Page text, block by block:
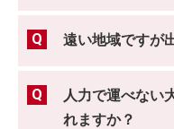
遠い地域ですが
人力で運べない
れますか？